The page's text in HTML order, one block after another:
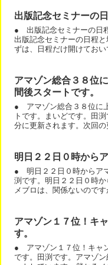
出版記念セミナーの
● 出版記念セミナーの日
出版記念セミナーの日程
ずは、日程だけ開けてお
アマゾン総合３８位
間後スタートです。
● アマゾン総合３８位に
トです。まいどです。田
分に更新されます。次回
明日２２日０時から
● 明日２２日０時からア
渕です。明日２２日０時
メブロは、関係ないので
アマゾン１７位！キ
す。
● アマゾン１７位！キャ
です。田渕です。アマゾ